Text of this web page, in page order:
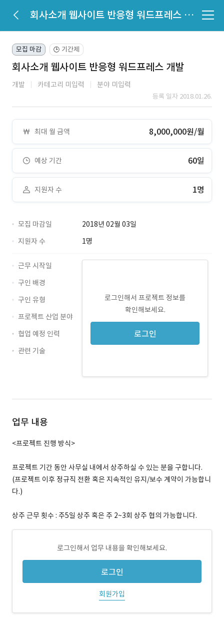
회사소개 웹사이트 반응형 워드프레스 개발
모집 마감 🕒 기간제
회사소개 웹사이트 반응형 워드프레스 개발
개발 카테고리 미입력 분야 미입력
등록 일자 2018.01.26.
최대 월 금액 8,000,000원/월
예상 기간 60일
지원자 수 1명
모집 마감일
2018년 02월 03일
지원자 수
1명
로그인해서 프로젝트 정보를
확인해보세요.
로그인
근무 시작일
구인 배경
구인 유형
프로젝트 산업 분야
협업 예정 인력
관련 기술
업무 내용
<프로젝트 진행 방식>
프로젝트 기간 동안 사무실 내에서 상주하실 수 있는 분을 구합니다.
(프로젝트 이후 정규직 전환 혹은 지속적인 유지/보수 계약이 가능합니
다.)
상주 근무 횟수 : 주5일 상주 혹은 주 2~3회 상주 협의 가능합니다.
로그인해서 업무 내용을 확인해보세요.
로그인
회원가입